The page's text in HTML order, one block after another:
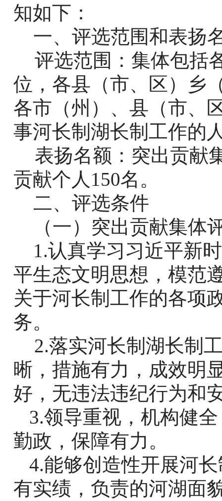
知如下：
一、评选范围和表扬
评选范围：集体包括
位，各县（市、区）乡
各市（州）、县（市、
事河长制湖长制工作的
表扬名额：突出贡献
贡献个人 150名。
二、评选条件
（一）突出贡献集体
1.认真学习习近平新
平生态文明思想，模范
关于河长制工作的各项
务。
2.落实河长制湖长制
晰，措施有力，成效明
好，无违法违纪行为和
3.领导重视，机构健
勤政，保障有力。
4.能够创造性开展河
有实绩，负责的河湖面